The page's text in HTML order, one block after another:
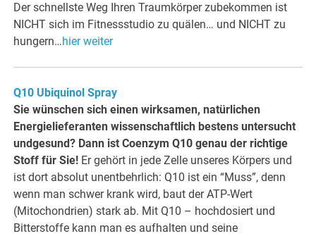
Der schnellste Weg Ihren Traumkörper zubekommen ist
NICHT sich im Fitnessstudio zu quälen… und NICHT zu
hungern…hier weiter
Q10 Ubiquinol Spray
Sie wünschen sich einen wirksamen, natürlichen
Energielieferanten wissenschaftlich bestens untersucht
undgesund? Dann ist Coenzym Q10 genau der richtige
Stoff für Sie! Er gehört in jede Zelle unseres Körpers und
ist dort absolut unentbehrlich: Q10 ist ein “Muss”, denn
wenn man schwer krank wird, baut der ATP-Wert
(Mitochondrien) stark ab. Mit Q10 – hochdosiert und
Bitterstoffe kann man es aufhalten und seine